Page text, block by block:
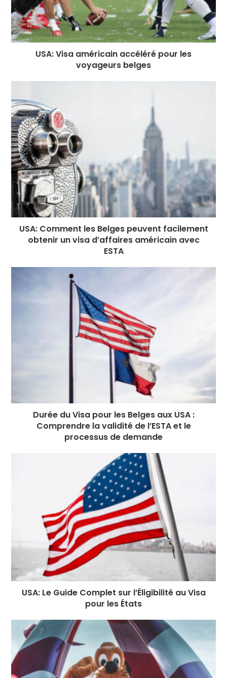
USA: Visa américain accéléré pour les
voyageurs belges
USA: Comment les Belges peuvent facilement
obtenir un visa d’affaires américain avec
ESTA
Durée du Visa pour les Belges aux USA :
Comprendre la validité de l’ESTA et le
processus de demande
USA: Le Guide Complet sur l’Éligibilité au Visa
pour les États